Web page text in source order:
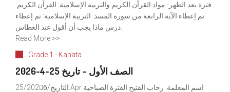
فترة بعد الظهر- مواد القرآن الكريم والتربية الإسلامية: القرآن الكريم:
تم إعطاء الآية الرابعة من سورة المسد. التربية الإسلامية: تم إعطاء
Read More >>
Grade 1 - Kanata
الصف الأول – تاريخ 25-4-2026
التاريخ/25/2026ِ:Apr اسم المعلمة: رحاب الفتيح الفترة الصباحية